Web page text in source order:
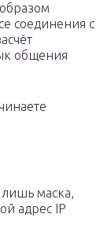
соединения с
общения
маска,
адрес IP